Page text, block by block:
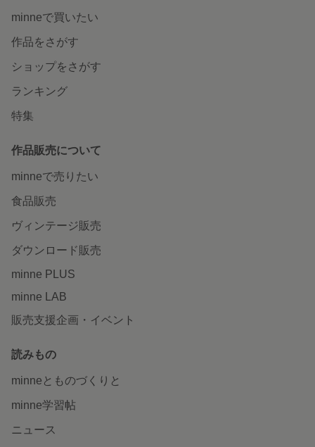
minneで買いたい
作品をさがす
ショップをさがす
ランキング
特集
作品販売について
minneで売りたい
食品販売
ヴィンテージ販売
ダウンロード販売
minne PLUS
minne LAB
販売支援企画・イベント
読みもの
minneとものづくりと
minne学習帖
ニュース